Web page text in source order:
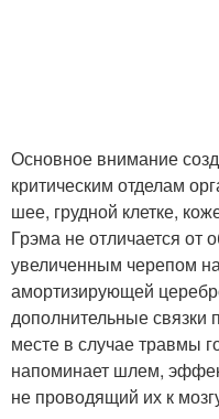
Основное внимание
критическим отделам
шее, грудной клетке,
Грэма не отличается от
увеличенным черепом
амортизирующей
дополнительные связки
месте в случае травмы
напоминает шлем,
не проводящий их к